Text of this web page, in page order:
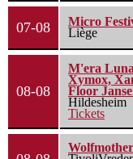
07-08
Micro
Liège
08-08
M'era
Xymox,
Floor
Hildesheim
Tickets
Wolfmother